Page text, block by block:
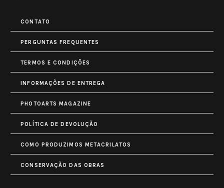
CONTATO
PERGUNTAS FREQUENTES
TERMOS E CONDIÇÕES
INFORMAÇÕES DE ENTREGA
PHOTOARTS MAGAZINE
POLÍTICA DE DEVOLUÇÃO
COMO PRODUZIMOS METACRILATOS
CONSERVAÇÃO DAS OBRAS